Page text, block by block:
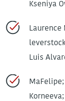
Kseniya
Laurence
Luis